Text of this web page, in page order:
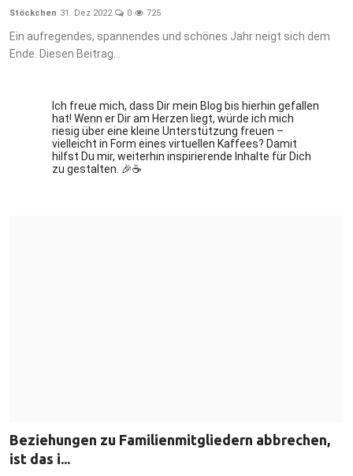
Stöckchen 31. Dez 2022 0 725
Ein aufregendes, spannendes und schönes Jahr neigt sich dem
Ende. Diesen Beitrag...
Ich freue mich, dass Dir mein Blog bis hierhin gefallen
hat! Wenn er Dir am Herzen liegt, würde ich mich
riesig über eine kleine Unterstützung freuen –
vielleicht in Form eines virtuellen Kaffees? Damit
hilfst Du mir, weiterhin inspirierende Inhalte für Dich
zu gestalten. 🎉☕
Beziehungen zu Familienmitgliedern abbrechen,
ist das i...